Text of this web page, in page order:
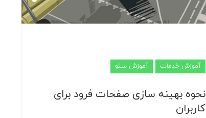
آموزش خدمات آموزش سئو
نحوه بهینه سازی صفحات فرود برای
کاربران